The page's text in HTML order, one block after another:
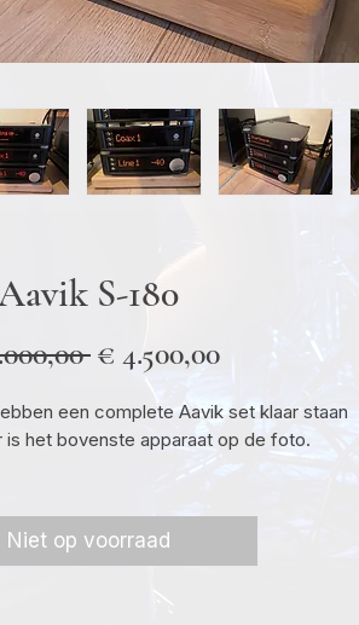
S-180
Normale
€ 4.500,00
een complete Aavik set klaar staan
het bovenste apparaat op de foto.
Niet op voorraad